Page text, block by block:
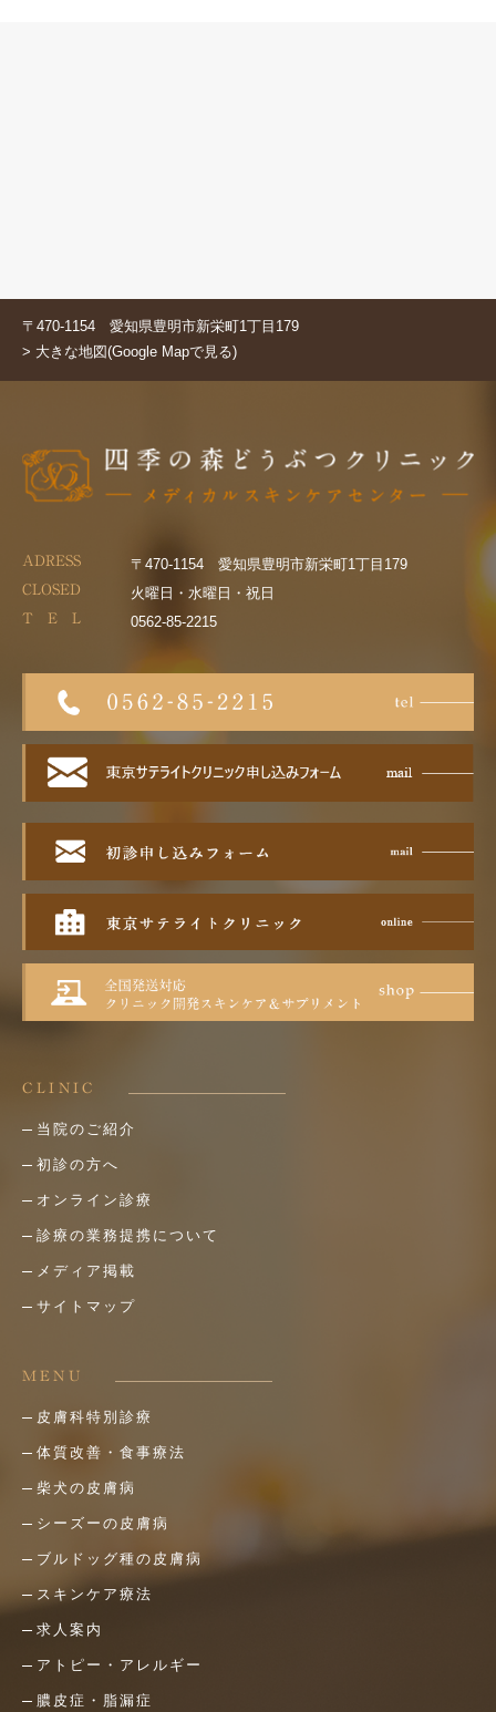
〒470-1154 愛知県豊明市新栄町1丁目179
> 大きな地図(Google Mapで見る)
ADRESS 〒470-1154 愛知県豊明市新栄町1丁目179
CLOSED 火曜日・水曜日・祝日
T E L 0562-85-2215
CLINIC
当院のご紹介
初診の方へ
オンライン診療
診療の業務提携について
メディア掲載
サイトマップ
MENU
皮膚科特別診療
体質改善・食事療法
柴犬の皮膚病
シーズーの皮膚病
ブルドッグ種の皮膚病
スキンケア療法
求人案内
アトピー・アレルギー
膿皮症・脂漏症